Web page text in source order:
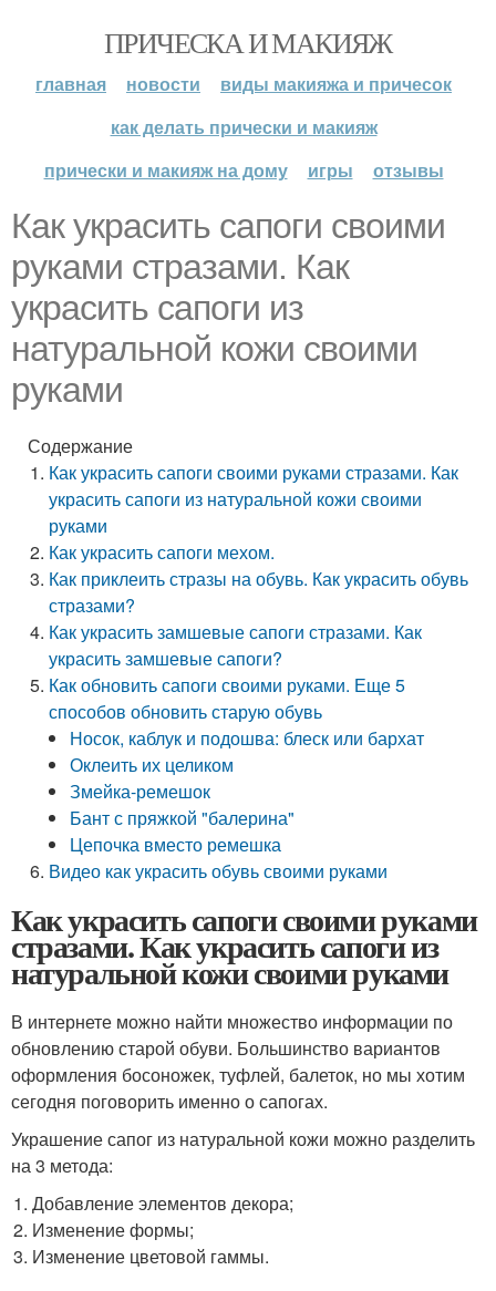
ПРИЧЕСКА И МАКИЯЖ
главная новости
виды макияжа и причесок
как делать прически и макияж
прически и макияж на дому
игры отзывы
Как украсить сапоги своими
руками стразами. Как
украсить сапоги из
натуральной кожи своими
руками
Содержание
Как украсить сапоги своими руками стразами. Как
украсить сапоги из натуральной кожи своими
руками
Как украсить сапоги мехом.
Как приклеить стразы на обувь. Как украсить обувь
стразами?
Как украсить замшевые сапоги стразами. Как
украсить замшевые сапоги?
Как обновить сапоги своими руками. Еще 5
способов обновить старую обувь
Носок, каблук и подошва: блеск или бархат
Оклеить их целиком
Змейка-ремешок
Бант с пряжкой "балерина"
Цепочка вместо ремешка
Видео как украсить обувь своими руками
Как украсить сапоги своими руками
стразами. Как украсить сапоги из
натуральной кожи своими руками
В интернете можно найти множество информации по
обновлению старой обуви. Большинство вариантов
оформления босоножек, туфлей, балеток, но мы хотим
сегодня поговорить именно о сапогах.
Украшение сапог из натуральной кожи можно разделить
на 3 метода:
Добавление элементов декора;
Изменение формы;
Изменение цветовой гаммы.